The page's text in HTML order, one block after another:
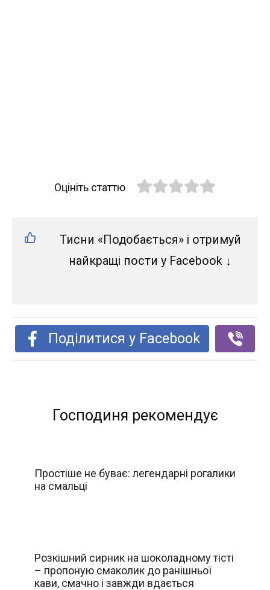
Оцініть статтю
Тисни «Подобається» і отримуй
найкращі пости у Facebook ↓
Поділитися у Facebook
Господиня рекомендує
Простіше не буває: легендарні рогалики
на смальці
Розкішний сирник на шоколадному тісті
– пропоную смаколик до ранішньої
кави, смачно і завжди вдається